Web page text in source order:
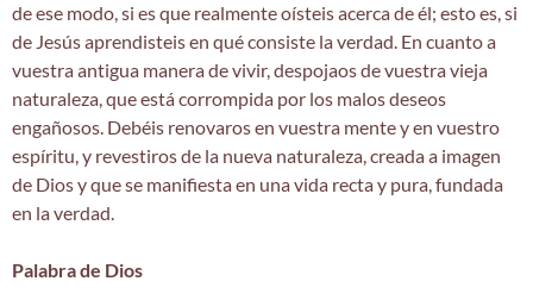
de ese modo, si es que realmente oísteis acerca de él; esto es, si
de Jesús aprendisteis en qué consiste la verdad. En cuanto a
vuestra antigua manera de vivir, despojaos de vuestra vieja
naturaleza, que está corrompida por los malos deseos
engañosos. Debéis renovaros en vuestra mente y en vuestro
espíritu, y revestiros de la nueva naturaleza, creada a imagen
de Dios y que se manifiesta en una vida recta y pura, fundada
en la verdad.
Palabra de Dios